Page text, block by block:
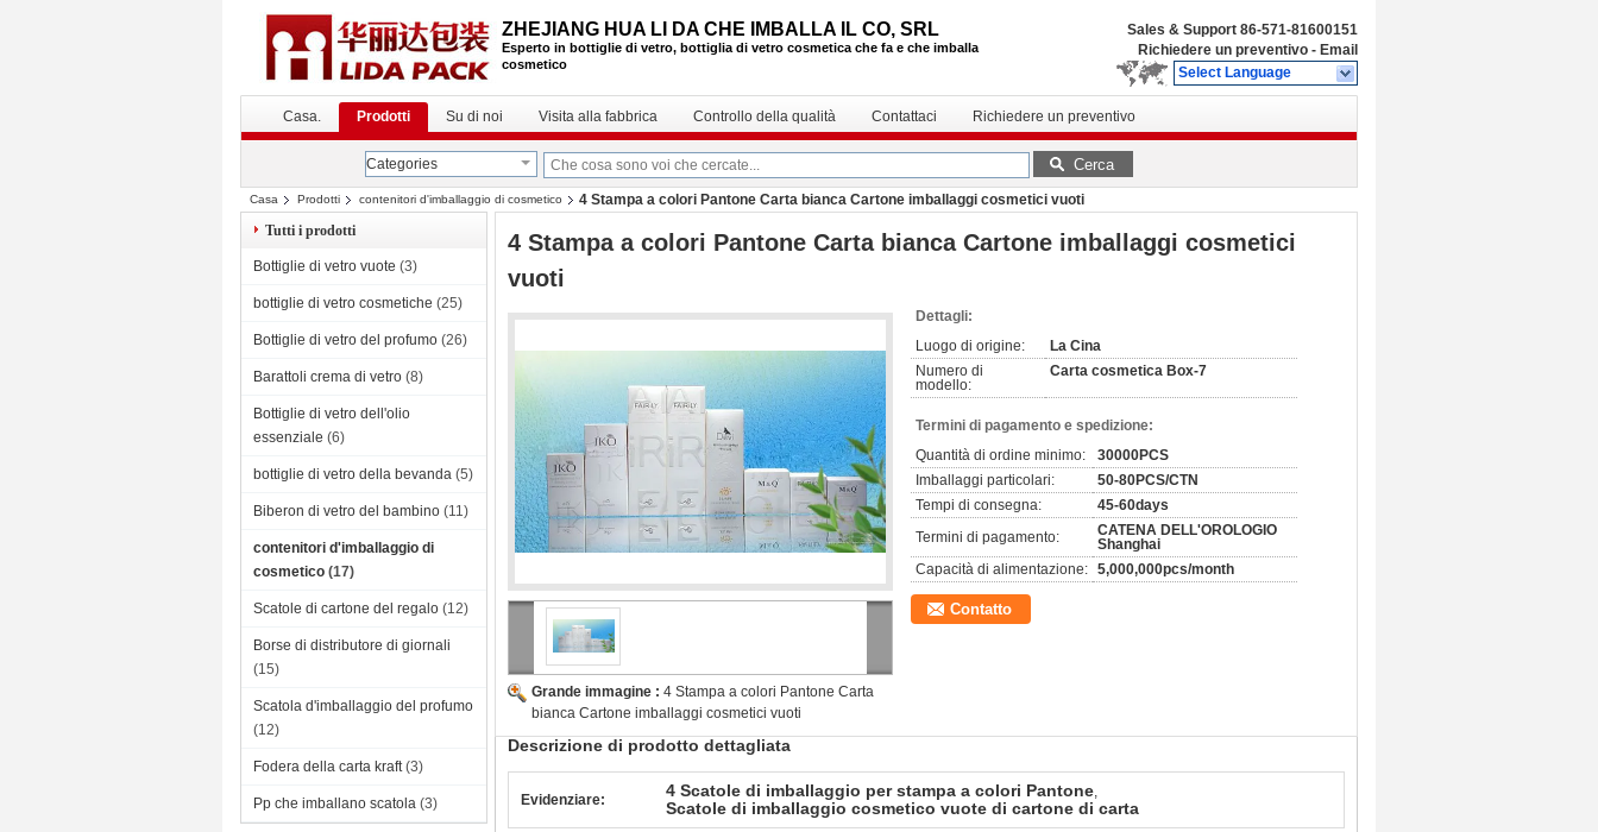
ZHEJIANG HUA LI DA CHE IMBALLA IL CO, SRL
Esperto in bottiglie di vetro, bottiglia di vetro cosmetica che fa e che imballa
cosmetico
Sales & Support 86-571-81600151
Richiedere un preventivo - Email
Select Language
Casa. Prodotti Su di noi Visita alla fabbrica Controllo della qualità Contattaci Richiedere un preventivo
Categories Cerca
Casa Prodotti contenitori d'imballaggio di cosmetico
4 Stampa a colori Pantone Carta bianca Cartone imballaggi cosmetici vuoti
Tutti i prodotti
Bottiglie di vetro vuote (3)
bottiglie di vetro cosmetiche (25)
Bottiglie di vetro del profumo (26)
Barattoli crema di vetro (8)
Bottiglie di vetro dell'olio
essenziale (6)
bottiglie di vetro della bevanda (5)
Biberon di vetro del bambino (11)
contenitori d'imballaggio di
cosmetico (17)
Scatole di cartone del regalo (12)
Borse di distributore di giornali
(15)
Scatola d'imballaggio del profumo
(12)
Fodera della carta kraft (3)
Pp che imballano scatola (3)
4 Stampa a colori Pantone Carta bianca Cartone imballaggi cosmetici
vuoti
Grande immagine : 4 Stampa a colori Pantone Carta
bianca Cartone imballaggi cosmetici vuoti
Dettagli:
Luogo di origine:
La Cina
Numero di
modello:
Carta cosmetica Box-7
Termini di pagamento e spedizione:
Quantità di ordine minimo:
30000PCS
Imballaggi particolari:
50-80PCS/CTN
Tempi di consegna:
45-60days
Termini di pagamento:
CATENA DELL'OROLOGIO
Shanghai
Capacità di alimentazione: 5,000,000pcs/month
Contatto
Descrizione di prodotto dettagliata
Evidenziare: 4 Scatole di imballaggio per stampa a colori Pantone,
Scatole di imballaggio cosmetico vuote di cartone di carta